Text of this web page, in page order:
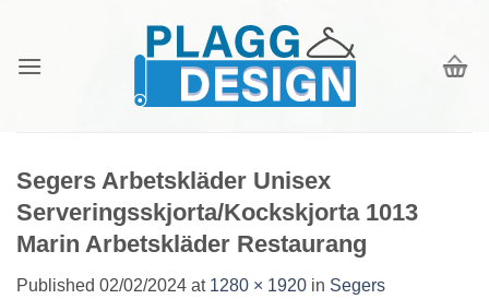
content
Segers Arbetskläder Unisex
Serveringsskjorta/Kockskjorta 1013
Marin Arbetskläder Restaurang
Published 02/02/2024 at 1280 × 1920 in Segers